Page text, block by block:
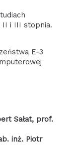
II i III stopnia.
E-3
Sałat, prof.
inż. Piotr